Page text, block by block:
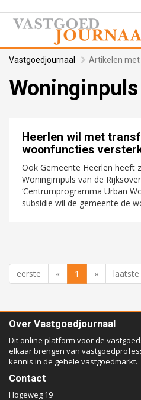
Vastgoedjournaal Artikelen met
Woninginpuls
Heerlen wil met
woonfuncties
Ook Gemeente Heerlen heeft
Woningimpuls van de
‘Centrumprogramma Urban
subsidie wil de gemeente de
eerste « 1 » laatste
Over Vastgoedjournaal
Dit online platform voor de
elkaar brengen van
kennis in de gehele vastgoedmarkt.
Contact
Hogeweg 19